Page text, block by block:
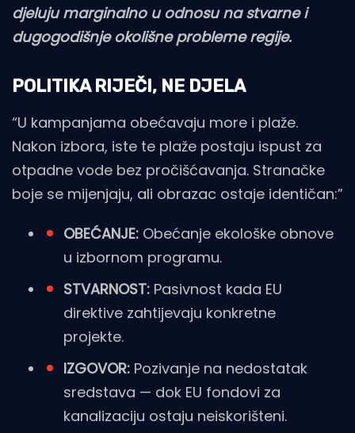
djeluju marginalno u odnosu na stvarne i
dugogodišnje okolišne probleme regije.
POLITIKA RIJEČI, NE DJELA
“U kampanjama obećavaju more i plaže.
Nakon izbora, iste te plaže postaju ispust za
otpadne vode bez pročišćavanja. Stranačke
boje se mijenjaju, ali obrazac ostaje identičan:”
OBEĆANJE: Obećanje ekološke obnove
u izbornom programu.
STVARNOST: Pasivnost kada EU
direktive zahtijevaju konkretne
projekte.
IZGOVOR: Pozivanje na nedostatak
sredstava — dok EU fondovi za
kanalizaciju ostaju neiskorišteni.